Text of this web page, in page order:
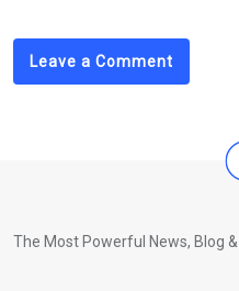
Leave a Comment
The Most Powerful News, Blog